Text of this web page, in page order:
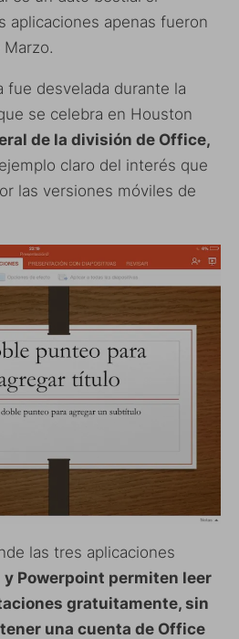
aplicaciones apenas fueron
fue desvelada durante la
se celebra en Houston
de la división de Office,
claro del interés que
las versiones móviles de
las tres aplicaciones
y Powerpoint permiten leer
gratuitamente, sin
una cuenta de Office